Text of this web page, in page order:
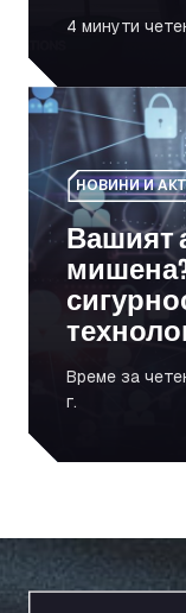
4 минути
Вашият
НОВИНИ И
Вашият
свят
Време за
г.